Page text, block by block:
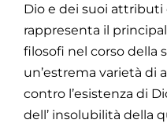
Dio e dei suoi attributi
rappresenta il
filosofi nel corso della
un’estrema varietà di
contro l’esistenza di
dell’ insolubilità della